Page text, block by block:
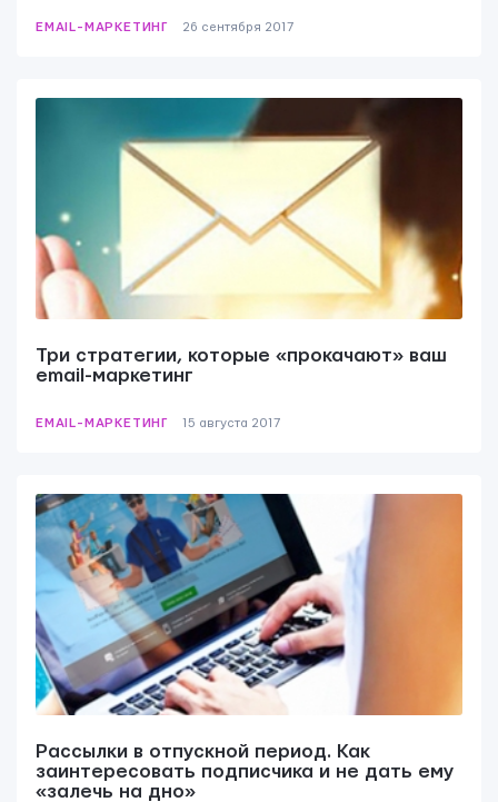
EMAIL-МАРКЕТИНГ 26 сентября 2017
Три стратегии, которые «прокачают» ваш
email-маркетинг
EMAIL-МАРКЕТИНГ 15 августа 2017
Рассылки в отпускной период. Как
заинтересовать подписчика и не дать ему
«залечь на дно»
ОТПРАВИТЬ
Мы вам ответим в течении 24 часов.